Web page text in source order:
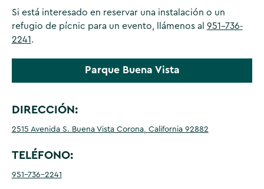
Si está interesado en reservar una instalación o un
refugio de pícnic para un evento, llámenos al 951-736-
2241.
Parque Buena Vista
DIRECCIÓN:
2515 Avenida S. Buena Vista Corona, California 92882
TELÉFONO:
951-736-2241